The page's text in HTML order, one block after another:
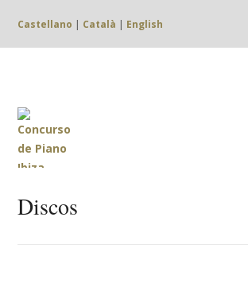
Castellano | Català | English
Discos